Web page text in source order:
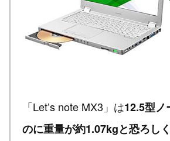
「Let’s note MX3」は12.5型ノ
のに重量が約1.07kgと恐ろし